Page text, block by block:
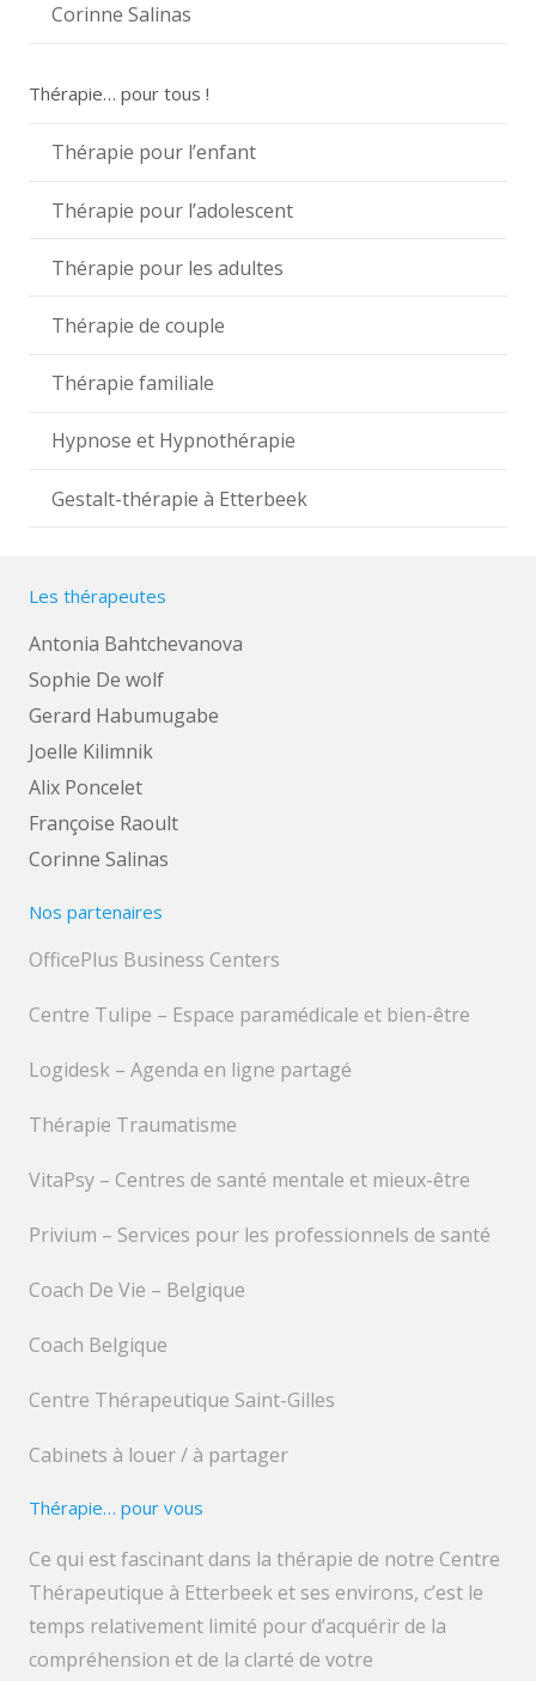
Corinne Salinas
Thérapie… pour tous !
Thérapie pour l’enfant
Thérapie pour l’adolescent
Thérapie pour les adultes
Thérapie de couple
Thérapie familiale
Hypnose et Hypnothérapie
Gestalt-thérapie à Etterbeek
Les thérapeutes
Antonia Bahtchevanova
Sophie De wolf
Gerard Habumugabe
Joelle Kilimnik
Alix Poncelet
Françoise Raoult
Corinne Salinas
Nos partenaires
OfficePlus Business Centers
Centre Tulipe – Espace paramédicale et bien-être
Logidesk – Agenda en ligne partagé
Thérapie Traumatisme
VitaPsy – Centres de santé mentale et mieux-être
Privium – Services pour les professionnels de santé
Coach De Vie – Belgique
Coach Belgique
Centre Thérapeutique Saint-Gilles
Cabinets à louer / à partager
Thérapie… pour vous
Ce qui est fascinant dans la thérapie de notre Centre
Thérapeutique à Etterbeek et ses environs, c’est le
temps relativement limité pour d’acquérir de la
compréhension et de la clarté de votre